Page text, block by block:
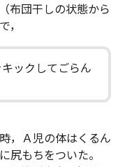
布団干しの状態から
，
ックしてごらん
，Ａ児の体はくるん
尻もちをついた。